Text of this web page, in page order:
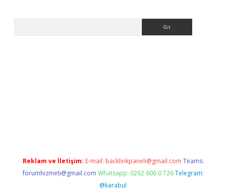
Reklam ve İletişim: E-mail: backlinkpaneli@gmail.com Teams:
forumhizmeti@gmail.com Whatsapp: 0262 606 0 726 Telegram:
@karabul